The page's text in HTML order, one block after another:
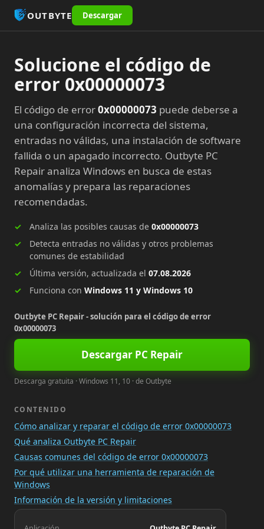
OUTBYTE Descargar
Solucione el código de
error 0x00000073
El código de error0x00000073 puede deberse a
una configuración incorrecta del sistema,
entradas no válidas, una instalación de software
fallida o un apagado incorrecto. Outbyte PC
Repair analiza Windows en busca de estas
anomalías y prepara las reparaciones
recomendadas.
Analiza las posibles causas de 0x00000073
Detecta entradas no válidas y otros problemas
comunes de estabilidad
Última versión, actualizada el 07.08.2026
Funciona con Windows 11 y Windows 10
Outbyte PC Repair - solución para el código de error
0x00000073
Descargar PC Repair
Descarga gratuita · Windows 11, 10 · de Outbyte
CONTENIDO
Cómo analizar y reparar el código de error 0x00000073
Qué analiza Outbyte PC Repair
Causas comunes del código de error 0x00000073
Por qué utilizar una herramienta de reparación de
Windows
Información de la versión y limitaciones